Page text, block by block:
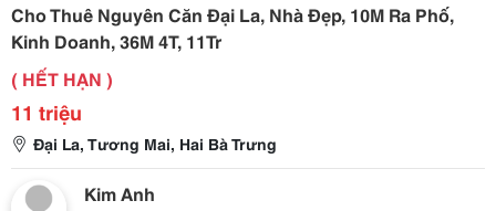
Cho Thuê Nguyên Căn Đại La, Nhà Đẹp, 10M Ra Phố,
Kinh Doanh, 36M 4T, 11Tr
( HẾT HẠN )
11 triệu
Đại La, Tương Mai, Hai Bà Trưng
Kim Anh